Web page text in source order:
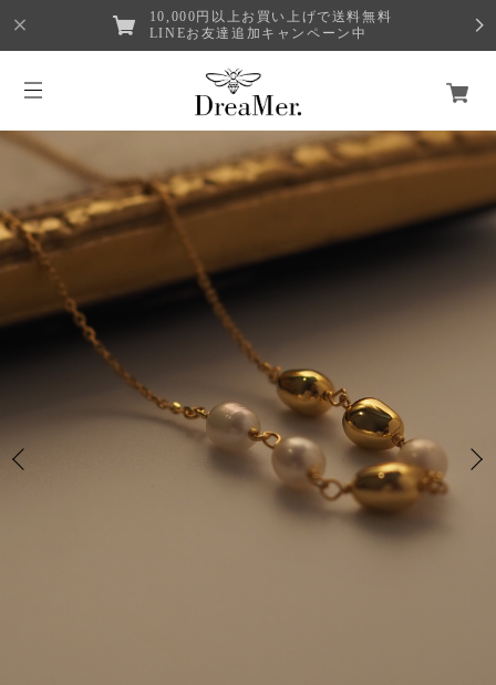
10,000円以上お買い上げで送料無料
LINEお友達追加キャンペーン中